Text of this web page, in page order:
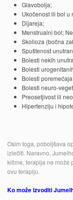
Glavobolja;
Ukočenost ili bol u
Dijareja;
Menstrualni bol;
Skolioza (bočna
Spuštenost
Bolesti nekih
Bolesti
Bolesti
Bolesti neuro-
Preosetjivost ili
Hipertenziju i
Osim toga, poboljšava
izlečiti. Naravno,
kičme, terapija ne može
ovu terapiju.
Ko može izvoditi